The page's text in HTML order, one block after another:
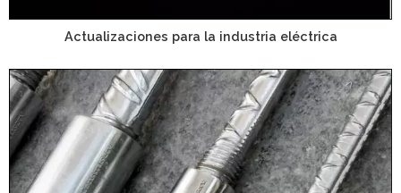
Actualizaciones para la industria eléctrica